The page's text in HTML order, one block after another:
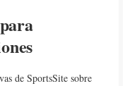
de SportsSite sobre